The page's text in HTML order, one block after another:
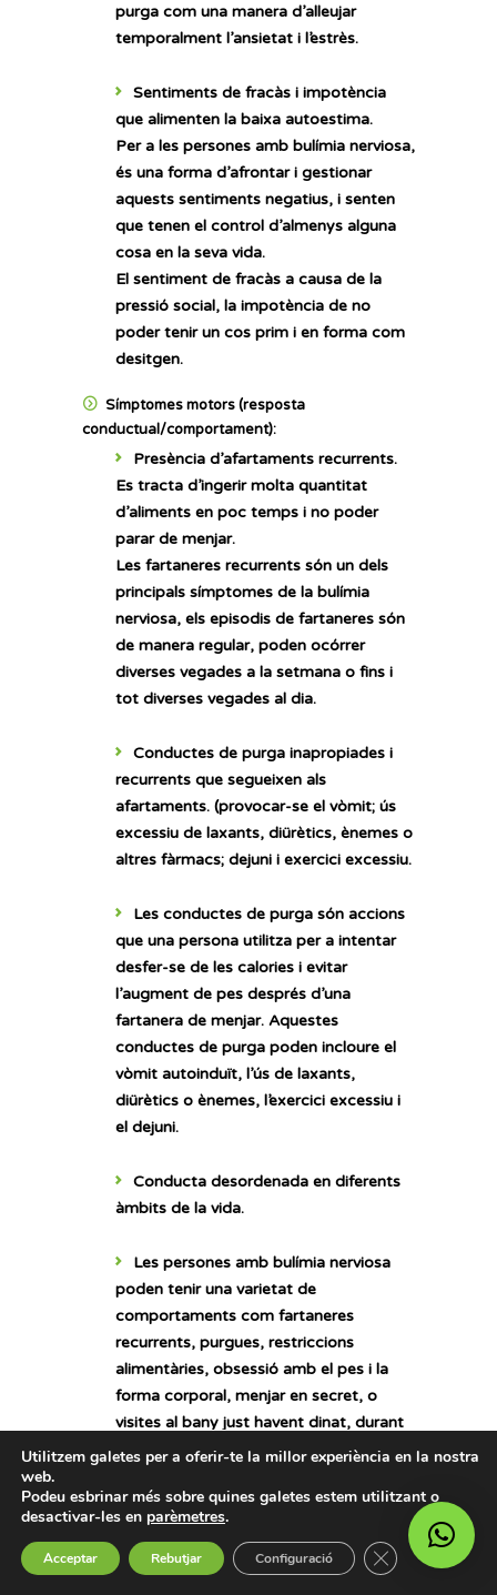
purga com una manera d’alleujar
temporalment l’ansietat i l’estrès.
Sentiments de fracàs i impotència
que alimenten la baixa autoestima.
Per a les persones amb bulímia nerviosa,
és una forma d’afrontar i gestionar
aquests sentiments negatius, i senten
que tenen el control d’almenys alguna
cosa en la seva vida.
El sentiment de fracàs a causa de la
pressió social, la impotència de no
poder tenir un cos prim i en forma com
desitgen.
Símptomes motors (resposta
conductual/comportament):
Presència d’afartaments recurrents.
Es tracta d’ingerir molta quantitat
d’aliments en poc temps i no poder
parar de menjar.
Les fartaneres recurrents són un dels
principals símptomes de la bulímia
nerviosa, els episodis de fartaneres són
de manera regular, poden ocórrer
diverses vegades a la setmana o fins i
tot diverses vegades al dia.
Conductes de purga inapropiades i
recurrents que segueixen als
afartaments. (provocar-se el vòmit; ús
excessiu de laxants, diürètics, ènemes o
altres fàrmacs; dejuni i exercici excessiu.
Les conductes de purga són accions
que una persona utilitza per a intentar
desfer-se de les calories i evitar
l’augment de pes després d’una
fartanera de menjar. Aquestes
conductes de purga poden incloure el
vòmit autoinduït, l’ús de laxants,
diürètics o ènemes, l’exercici excessiu i
el dejuni.
Conducta desordenada en diferents
àmbits de la vida.
Les persones amb bulímia nerviosa
poden tenir una varietat de
comportaments com fartaneres
recurrents, purgues, restriccions
alimentàries, obsessió amb el pes i la
forma corporal, menjar en secret, o
visites al bany just havent dinat, durant
els menjars o per llargs períodes.
Quines són les causes de la
Utilitzem galetes per a oferir-te la millor experiència en la nostra
web.
Podeu esbrinar més sobre quines galetes estem utilitzant o
desactivar-les en parèmetres.
Acceptar Rebutjar Configuració Tanca el bàner